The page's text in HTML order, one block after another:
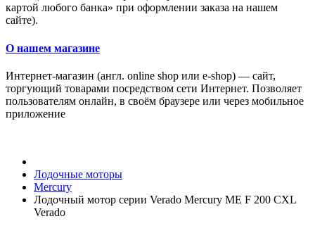
картой любого банка» при оформлении заказа на нашем
сайте).
О нашем магазине
Интернет-магазин (англ. online shop или e-shop) — сайт,
торгующий товарами посредством сети Интернет. Позволяет
пользователям онлайн, в своём браузере или через мобильное
приложение
Лодочные моторы
Mercury
Лодочный мотор серии Verado Mercury ME F 200 CXL
Verado